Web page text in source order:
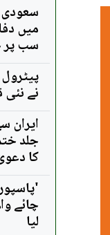
سعودی
میں
سب پر
نے نئی
ایران
جلد
کا
چائے
لیا